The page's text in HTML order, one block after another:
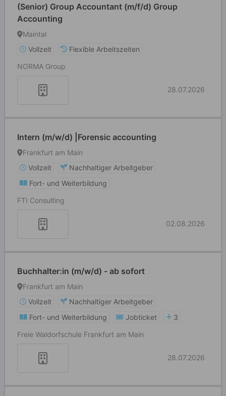
(Senior) Group Accountant (m/f/d) Group
Accounting
Maintal
Vollzeit
Flexible Arbeitszeiten
NORMA Group
28.07.2026
Intern (m/w/d) |Forensic accounting
Frankfurt am Main
Vollzeit
Nachhaltiger Arbeitgeber
Fort- und Weiterbildung
FTI Consulting
02.08.2026
Buchhalter:in (m/w/d) - ab sofort
Frankfurt am Main
Vollzeit
Nachhaltiger Arbeitgeber
Fort- und Weiterbildung
Jobticket
3
Freie Waldorfschule Frankfurt am Main
28.07.2026